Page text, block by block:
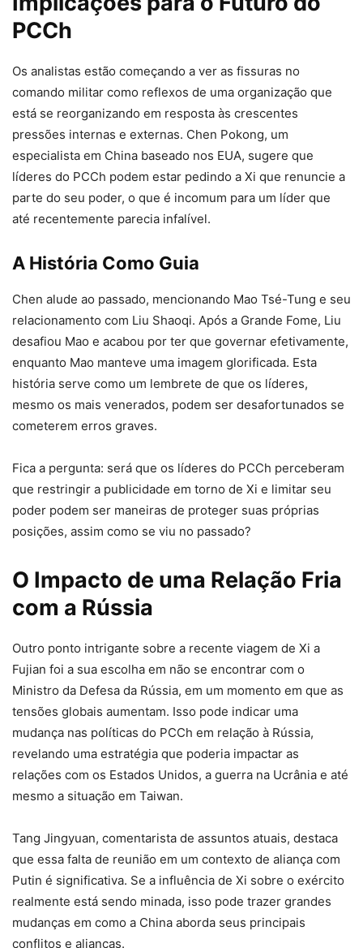
PCCh
Os analistas estão começando a ver as fissuras no
comando militar como reflexos de uma organização que
está se reorganizando em resposta às crescentes
pressões internas e externas. Chen Pokong, um
especialista em China baseado nos EUA, sugere que
líderes do PCCh podem estar pedindo a Xi que renuncie a
parte do seu poder, o que é incomum para um líder que
até recentemente parecia infalível.
A História Como Guia
Chen alude ao passado, mencionando Mao Tsé-Tung e seu
relacionamento com Liu Shaoqi. Após a Grande Fome, Liu
desafiou Mao e acabou por ter que governar efetivamente,
enquanto Mao manteve uma imagem glorificada. Esta
história serve como um lembrete de que os líderes,
mesmo os mais venerados, podem ser desafortunados se
cometerem erros graves.
Fica a pergunta: será que os líderes do PCCh perceberam
que restringir a publicidade em torno de Xi e limitar seu
poder podem ser maneiras de proteger suas próprias
posições, assim como se viu no passado?
O Impacto de uma Relação Fria
com a Rússia
Outro ponto intrigante sobre a recente viagem de Xi a
Fujian foi a sua escolha em não se encontrar com o
Ministro da Defesa da Rússia, em um momento em que as
tensões globais aumentam. Isso pode indicar uma
mudança nas políticas do PCCh em relação à Rússia,
revelando uma estratégia que poderia impactar as
relações com os Estados Unidos, a guerra na Ucrânia e até
mesmo a situação em Taiwan.
Tang Jingyuan, comentarista de assuntos atuais, destaca
que essa falta de reunião em um contexto de aliança com
Putin é significativa. Se a influência de Xi sobre o exército
realmente está sendo minada, isso pode trazer grandes
mudanças em como a China aborda seus principais
conflitos e alianças.